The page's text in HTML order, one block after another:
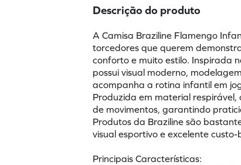
Descrição do produto
A Camisa Braziline Flamengo
torcedores que querem
conforto e muito estilo. Inspirada
possui visual moderno,
acompanha a rotina infantil em
Produzida em material
de movimentos, garantindo
Produtos da Braziline são
visual esportivo e excelente custo-
Principais Características: